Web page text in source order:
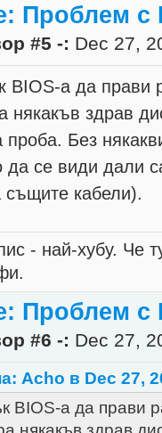
Проблем с
#5 -: Dec 27,
BIOS-а да прави
някакъв здрав
проба. Без
да се види дали
същите кабели).
- най-хубу. Че
Проблем с
#6 -: Dec 27,
Acho в Dec 27,
BIOS-а да прави